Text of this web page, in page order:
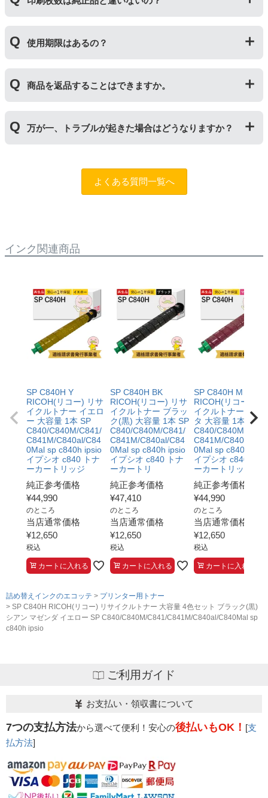
ートリッジのことです。「ドラム(感光体ユニット)」は
トナーを用紙に写すためのもので、トナーカートリッジ
の器にあたる部分になります。
トナーとドラムはそれぞれ印字できる枚数が異なってい
により使用できなくなった場合は、必ず分離してから新
しいものに交換してください。
一部型番は、純正品より多く印刷が可能なエコッテオリ
ジナルの【特別増量版】もございます。
使用期限はあるの？
サイクルトナー/ドラムに限り、レビューをご投稿いただ
くことで保証期間が2年に延長されます。
保証期間の2年以内に使い切るようお願いいたします。
商品を返品することはできますか。
用未開封の場合であっても対応することができません。
ご購入前に商品の型番などをよくご確認ください。な
ますので、お手数ですが当店までお問い合わせくださ
万が一、トラブルが起きた場合はどうなりますか？
問合フォーム
ふたつの保証」を設けておりますので、ご購入
よくある質問一覧へ
インク関連商品
SP C840H Y
RICOH(リコー) リサ
イクルトナー イエロ
ー 大容量 1本 SP
C840/C840M/C841/
C841M/C840al/C84
0Mal sp c840h ipsio
イプシオ c840 トナ
ーカートリッジ
純正参考価格
¥44,990
のところ
当店通常価格
¥12,650
税込
カートに入れる
SP C840H BK
RICOH(リコー) リサ
イクルトナー ブラッ
ク(黒) 大容量 1本 SP
C840/C840M/C841/
C841M/C840al/C84
0Mal sp c840h ipsio
イプシオ c840 トナ
ーカートリ
純正参考価格
¥47,410
のところ
当店通常価格
¥12,650
税込
カートに入れる
SP C840H M
RICOH(リコー) リ
イクルトナー マゼ
タ 大容量 1本 SP
C840/C840M/
C841M/C840al/C84
0Mal sp c840h
イプシオ c840 トナ
ーカートリッジ
純正参考価格
¥44,990
のところ
当店通常価格
¥12,650
税込
カートに入れる
詰め替えインクのエコッテ
プリンター用トナー
SP C840H RICOH(リコー) リサイクルトナー 大容量 4色セット ブラック(黒)
シアン マゼンダ イエロー SP C840/C840M/C841/C841M/C840al/C840Mal sp
c840h ipsio
ご利用ガイド
お支払い・領収書について
7つの支払方法から選べて便利！安心の後払いもOK！ [支
払方法]